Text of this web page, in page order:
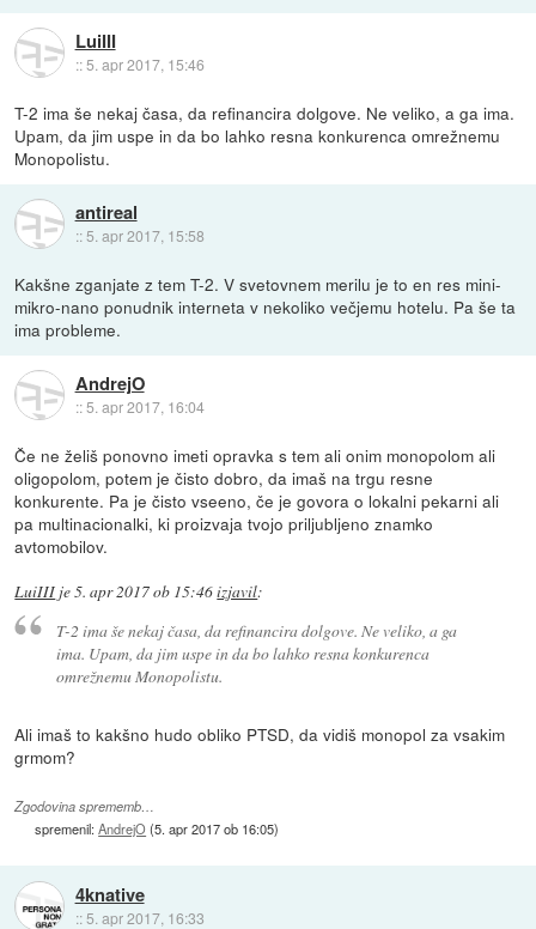
LuiIII
::5. apr 2017, 15:46
T-2 ima še nekaj časa, da refinancira dolgove. Ne veliko, a ga ima.
Upam, da jim uspe in da bo lahko resna konkurenca omrežnemu
Monopolistu.
antireal
:: 5. apr 2017, 15:58
Kakšne zganjate z tem T-2. V svetovnem merilu je to en res mini-
mikro-nano ponudnik interneta v nekoliko večjemu hotelu. Pa še ta
ima probleme.
AndrejO
::5. apr 2017, 16:04
Če ne želiš ponovno imeti opravka s tem ali onim monopolom ali
oligopolom, potem je čisto dobro, da imaš na trgu resne
konkurente. Pa je čisto vseeno, če je govora o lokalni pekarni ali
pa multinacionalki, ki proizvaja tvojo priljubljeno znamko
avtomobilov.
LuiIII je5. apr 2017 ob 15:46izjavil:
T-2 ima še nekaj časa, da refinancira dolgove. Ne veliko, a ga
ima. Upam, da jim uspe in da bo lahko resna konkurenca
omrežnemu Monopolistu.
Ali imaš to kakšno hudo obliko PTSD, da vidiš monopol za vsakim
grmom?
Zgodovina sprememb…
spremenil:AndrejO(5. apr 2017 ob 16:05)
4knative
:: 5. apr 2017, 16:33